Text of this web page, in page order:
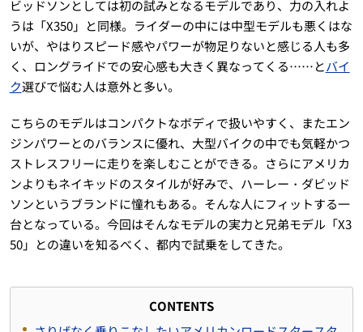
ビッドソンとしては初の試みとなるモデルであり、力の入れよ
うは「X350」と同様。ライダーの中には中型モデルも悪くはな
いが、やはりスピード感やパワーが物足りないと感じる人も多
く、ロングライドでの安心感も大きく異なってくる……とバイ
ク選びで悩む人は意外と多い。
こちらのモデルはコンパクトなボディで扱いやすく、またエン
ジンパワーとのバランスに優れ、大型バイクの中でも気軽かつ
ストレスフリーに走りを楽しむことができる。さらにアメリカ
ンよりもネイキッドのスタイルが好みで、ハーレー・ダビッド
ソンというブランドに憧れもある。そんな人にフィットする一
台となっている。今回はそんなモデルの実力と兄弟モデル「X3
50」との違いを知るべく、都内で試乗をしてきた。
CONTENTS